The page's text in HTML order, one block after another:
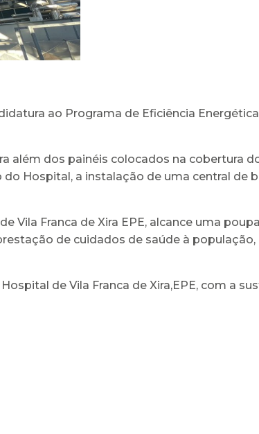
ao Programa de Eficiência
além dos painéis colocados na cobertura
Hospital, a instalação de uma central de
Franca de Xira EPE, alcance uma
de cuidados de saúde à
de Vila Franca de Xira,EPE, com a